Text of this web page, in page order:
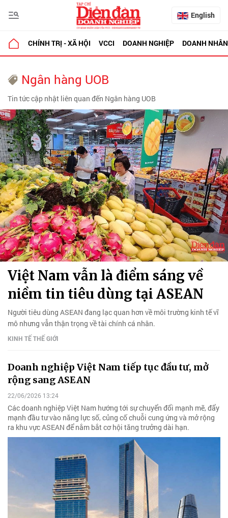
English
CHÍNH TRỊ - XÃ HỘI VCCI DOANH NGHIỆP DOANH NHÂN
Ngân hàng UOB
Tin tức cập nhật liên quan đến Ngân hàng UOB
Việt Nam vẫn là điểm sáng về
niềm tin tiêu dùng tại ASEAN
Người tiêu dùng ASEAN đang lạc quan hơn về môi trường kinh tế vĩ
mô nhưng vẫn thận trọng về tài chính cá nhân.
KINH TẾ THẾ GIỚI
Doanh nghiệp Việt Nam tiếp tục đầu tư, mở
rộng sang ASEAN
22/06/2026 13:24
Các doanh nghiệp Việt Nam hướng tới sự chuyển đổi mạnh mẽ, đẩy
mạnh đầu tư vào năng lực số, củng cố chuỗi cung ứng và mở rộng
ra khu vực ASEAN để nắm bắt cơ hội tăng trưởng dài hạn.